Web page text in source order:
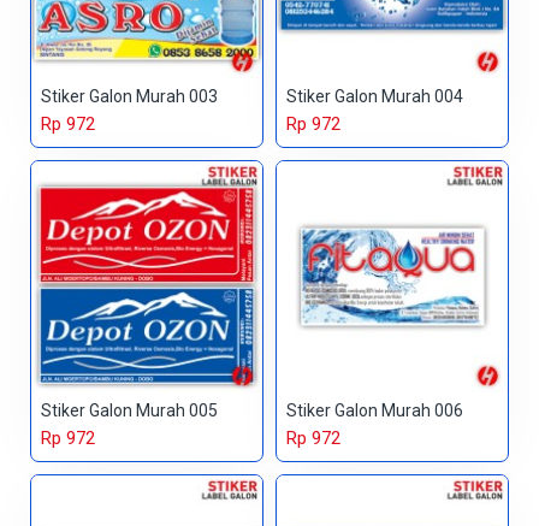
Stiker Galon Murah 003
Rp 972
Stiker Galon Murah 004
Rp 972
Stiker Galon Murah 005
Rp 972
Stiker Galon Murah 006
Rp 972